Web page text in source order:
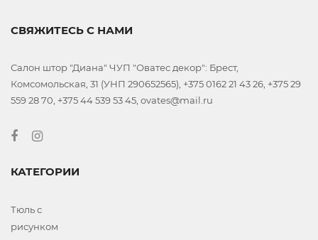
СВЯЖИТЕСЬ С НАМИ
Салон штор "Диана" ЧУП "Оватес декор": Брест,
Комсомольская, 31 (УНП 290652565), +375 0162 21 43 26, +375 29
559 28 70, +375 44 539 53 45, ovates@mail.ru
КАТЕГОРИИ
Тюль с
рисунком